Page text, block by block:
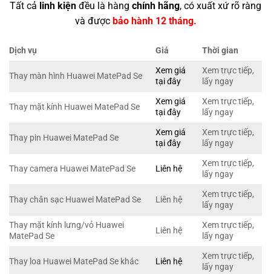
Tất cả linh kiện đều là hàng chính hãng, có xuất xứ rõ ràng
và được bảo hành 12 tháng.
Dịch vụ Giá Thời gian
Thay màn hình Huawei MatePad Se
Xem giá
tại đây
Xem trực tiếp,
lấy ngay
Thay mặt kính Huawei MatePad Se
Xem giá
tại đây
Xem trực tiếp,
lấy ngay
Thay pin Huawei MatePad Se
Xem giá
tại đây
Xem trực tiếp,
lấy ngay
Thay camera Huawei MatePad Se Liên hệ
Xem trực tiếp,
lấy ngay
Thay chân sạc Huawei MatePad Se Liên hệ
Xem trực tiếp,
lấy ngay
Thay mặt kính lưng/vỏ Huawei
MatePad Se
Liên hệ
Xem trực tiếp,
lấy ngay
Thay loa Huawei MatePad Se khác Liên hệ
Xem trực tiếp,
lấy ngay